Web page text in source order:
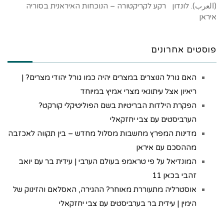
(العرب). לונדון רקע לקריקטורה – הנוכחות האיראנית בסוריה
איראן
פוסטים אחרונים
האם גורל הנוצרים במצרים יהיה כמו גורל יהודי מצרים? |
ריאיון אצל עיתונאי מצרי אמיץ במיוחד
הפקרת הילדות הבריטיות בשם הפוליטיקלי קורקט?
הערביסטים עם צבי יחזקאלי
מדינות המפרץ מחשבות מסלול מחדש – בין תקווה לאכזבה
מההסכם עם איראן
המונדיאל על פי טראמפ בעולם הערבי | עידית בר עם יואב
זהבי בכאן 11
אוסטרליה מתעוררת מאוחר? ההגירה, האסלאם והזינוק של
הימין | עידית בר בערביסטים עם צבי יחזקאלי